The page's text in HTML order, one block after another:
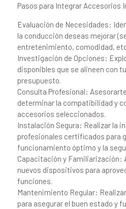
Pasos para Integrar Accesorios
Evaluación de Necesidades:
la conducción deseas mejorar
entretenimiento, comodidad,
Investigación de Opciones:
disponibles que se alineen con
presupuesto.
Consulta Profesional:
determinar la compatibilidad y
accesorios seleccionados.
Instalación Segura: Realizar la
profesionales certificados para
funcionamiento óptimo y la
Capacitación y Familiarización:
nuevos dispositivos para
funciones.
Mantenimiento Regular:
para asegurar el buen estado y